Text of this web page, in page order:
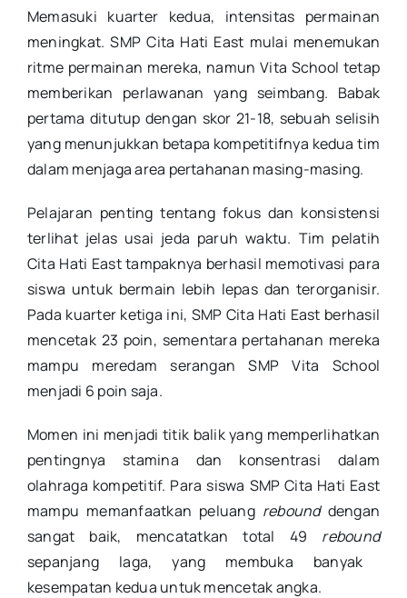
Memasuki kuarter kedua, intensitas permainan
meningkat. SMP Cita Hati East mulai menemukan
ritme permainan mereka, namun Vita School tetap
memberikan perlawanan yang seimbang. Babak
pertama ditutup dengan skor 21-18, sebuah selisih
yang menunjukkan betapa kompetitifnya kedua tim
dalam menjaga area pertahanan masing-masing.
Pelajaran penting tentang fokus dan konsistensi
terlihat jelas usai jeda paruh waktu. Tim pelatih
Cita Hati East tampaknya berhasil memotivasi para
siswa untuk bermain lebih lepas dan terorganisir.
Pada kuarter ketiga ini, SMP Cita Hati East berhasil
mencetak 23 poin, sementara pertahanan mereka
mampu meredam seranganSMP Vita School
menjadi 6 poin saja.
Momen ini menjadi titik balik yang memperlihatkan
pentingnya stamina dan konsentrasi dalam
olahraga kompetitif. Para siswa SMP Cita Hati East
mampu memanfaatkan peluang rebounddengan
sangat baik, mencatatkan total 49 rebound
sepanjang laga, yang membuka banyak
kesempatan kedua untuk mencetak angka.